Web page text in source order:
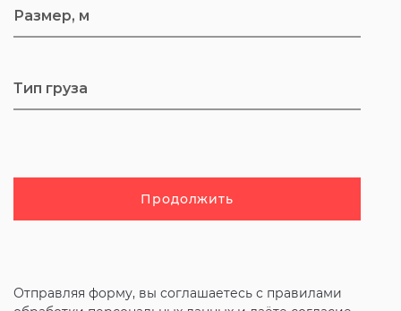
Продолжить
Отправляя форму, вы соглашаетесь с правилами